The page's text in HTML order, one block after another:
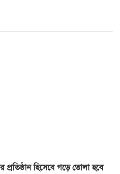
প্রতিষ্ঠান হিসেবে গড়ে তোলা হবে